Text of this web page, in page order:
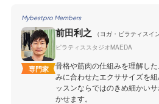
Mybestpro Members
専門家
前田利之
（ヨガ・ピラティスイ
ピラティススタジオMAEDA
骨格や筋肉の仕組みを理解し
みに合わせたエクササイズを
ッスンならではのきめ細かい
かせます。